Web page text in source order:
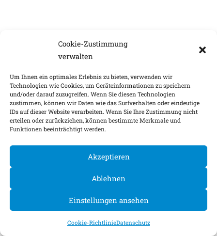
Cookie-Zustimmung
verwalten
Um Ihnen ein optimales Erlebnis zu bieten, verwenden wir
Technologien wie Cookies, um Geräteinformationen zu speichern
und/oder darauf zuzugreifen. Wenn Sie diesen Technologien
zustimmen, können wir Daten wie das Surfverhalten oder eindeutige
IDs auf dieser Website verarbeiten. Wenn Sie Ihre Zustimmung nicht
erteilen oder zurückziehen, können bestimmte Merkmale und
Funktionen beeinträchtigt werden.
Akzeptieren
Ablehnen
Einstellungen ansehen
Cookie-RichtlinieDatenschutz